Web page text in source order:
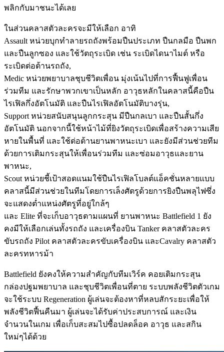
พลิกกับมาชนะได้เลย
ในส่วนคลาสตัวละครจะมีให้เลือก อาทิ
Assault หน่วยบุกทำลายรถถังพร้อมปืนประเภท ปืนกลมือ ปืนพก
และปืนลูกซอง และใช้วัตถุระเบิด เช่น ระเบิดไดนาไมต์ หรือ
ระเบิดต่อต้านรถถัง,
Medic หน่วยพยาบาลชุบชีวิตเพื่อน มุ่งเน้นไปที่การฟื้นฟูเพื่อน
ร่วมทีม และรักษาพวกเขาเป็นหลัก อาวุธหลักในคลาสนี้คือปืน
ไรเฟิลกึ่งอัตโนมัติ และปืนไรเฟิลอัตโนมัติบางรุ่น,
Support หน่วยสนับสนุนลูกกระสุน มีปืนกลเบา และปืนสั้นกึ่ง
อัตโนมัติ นอกจากนี้ใช้หน้าไม้ที่ยิงวัตถุระเบิดเพื่อสร้างความเสีย
หายในพื้นที่ และใช้ต่อต้านยานพาหนะเบา และยังมีส่วนช่วยทีม
ด้วยการเติมกระสุนให้เพื่อนร่วมทีม และซ่อมอาวุธและยาน
พาหนะ,
Scout หน่วยชี้เป้าสอดแนมใช้ปืนไรเฟิลโบลต์แอ็คชั่นหลายแบบ
คลาสนี้มีส่วนช่วยในทีมโดยการเล็งศัตรูด้วยการยิงปืนพลุไฟซึ่ง
จะแสดงต่ำแหน่งศัตรูที่อยู่ใกล้ๆ
และ Elite ที่จะเก็บอาวุธตามแผนที่ ยานพาหนะ Battlefield 1 ยัง
คงมีให้เลือกเล่นทั้งรถถัง และเครื่องบิน Tanker คลาสตัวละคร
ขับรถถัง Pilot คลาสตัวละครขับเครื่องบิน และCavalry คลาสตัว
ละครทหารม้า
Battlefield ยังคงให้ความสำคัญกับทีมเวิร์ค คอยเติมกระสุน
กล่องปฐมพยาบาล และชุบชีวิตเพื่อนที่ตาย ระบบพลังชีวิตตัวเกม
จะใช้ระบบ Regeneration ผู้เล่นจะต้องหาที่หลบสักระยะเพื่อให้
พลังชีวิตฟื้นคืนมา ผู้เล่นจะได้รับค่าประสบการณ์ และเงิน
จำนวนในเกม เพื่อเก็บสะสมไปซื้อปลดล็อค อาวุธ และสกิน
ใหม่ๆได้ด้วย